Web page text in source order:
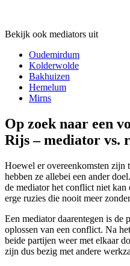
Bekijk ook mediators uit
Oudemirdum
Kolderwolde
Bakhuizen
Hemelum
Mirns
Op zoek naar een
Rijs – mediator vs.
Hoewel er overeenkomsten zijn
hebben ze allebei een ander
de mediator het conflict niet kan
erge ruzies die nooit meer
Een mediator daarentegen is de
oplossen van een conflict. Na
beide partijen weer met elkaar
zijn dus bezig met andere